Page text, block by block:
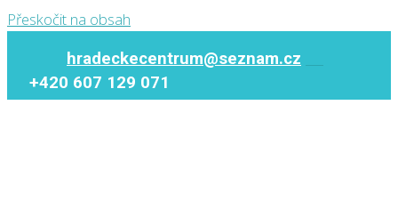
Přeskočit na obsah
hradeckecentrum@seznam.cz
+420 607 129 071